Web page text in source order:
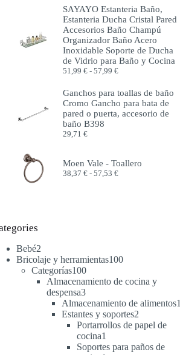
precios:
desde
15,99 €
hasta
46,57 €
SAYAYO Estanteria Baño,
Estanteria Ducha Cristal Pared
Accesorios Baño Champú
Organizador Baño Acero
Inoxidable Soporte de Ducha
de Vidrio para Baño y Cocina
51,99€ - 57,99€Rango
precios:
desde
51,99 €
hasta
Ganchos para toallas de baño
Cromo Gancho para bata de
pared o puerta, accesorio de
baño B398
29,71€
Moen Vale - Toallero
38,37€ - 57,53€Rango
Bebé2
productos
Bricolaje y herramientas100100
Categorías100100
productos
Almacenamiento de cocina y
despensa33
productos
Almacenamiento de alimentos1
Estantes y soportes2
productos
Portarrollos de papel de
cocina1
producto
Soportes para paños de